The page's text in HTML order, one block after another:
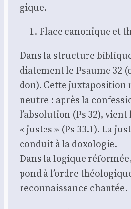
gique.
Place cano­nique et
Dans la struc­ture
dia­te­ment le Psaume 32
don). Cette jux­ta­po­si­tion
neutre : après la
l’absolution (Ps 32), vient
« justes » (Ps 33.1). La
conduit à la doxo­lo­gie.
Dans la logique
pond à l’ordre
recon­nais­sance chan­tée.